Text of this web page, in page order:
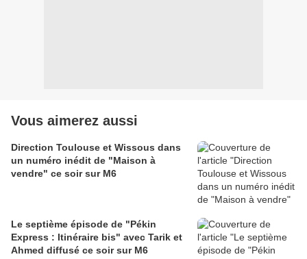
Vous aimerez aussi
Direction Toulouse et Wissous dans
un numéro inédit de "Maison à
vendre" ce soir sur M6
Le septième épisode de "Pékin
Express : Itinéraire bis" avec Tarik et
Ahmed diffusé ce soir sur M6